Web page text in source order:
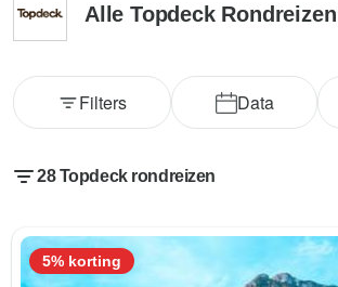
Alle Topdeck Rondreizen
Data
Filters
28 Topdeck rondreizen
5% korting